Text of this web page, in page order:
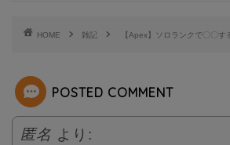
t
HOME 雑記 【Apex】ソロランクで〇〇
POSTED COMMENT
匿名 より: